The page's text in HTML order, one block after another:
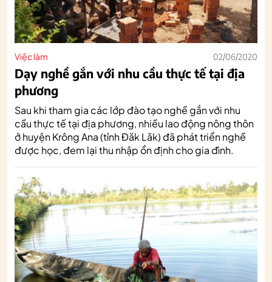
Việc làm 02/06/2020
Dạy nghề gắn với nhu cầu thực tế tại địa
phương
Sau khi tham gia các lớp đào tạo nghề gắn với nhu
cầu thực tế tại địa phương, nhiều lao động nông thôn
ở huyện Krông Ana (tỉnh Đăk Lăk) đã phát triển nghề
được học, đem lại thu nhập ổn định cho gia đình.